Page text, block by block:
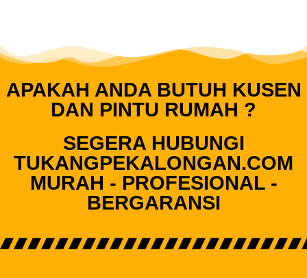
APAKAH ANDA BUTUH KUSEN
DAN PINTU RUMAH ?
SEGERA HUBUNGI
TUKANGPEKALONGAN.COM
MURAH - PROFESIONAL -
BERGARANSI